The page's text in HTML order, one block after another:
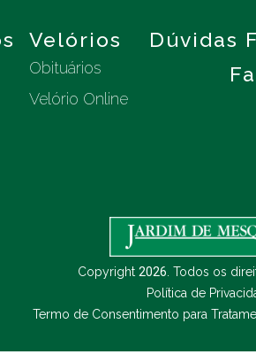
Velórios
Obituários
Velório Online
Dúvidas
Copyright 2026 . Todos os
Política de
Termo de Consentimento para